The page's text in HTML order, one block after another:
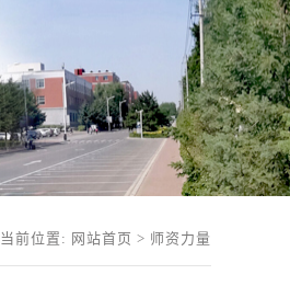
当前位置: 网站首页 > 师资力量